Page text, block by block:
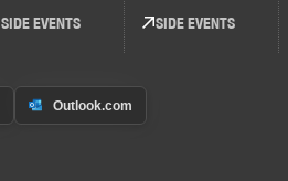
SIDE EVENTS SIDE EVENTS